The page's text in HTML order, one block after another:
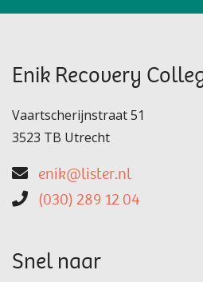
Enik Recovery
Vaartscherijnstraat 51
3523 TB Utrecht
enik@lister.nl
(030) 289 12 04
Snel naar